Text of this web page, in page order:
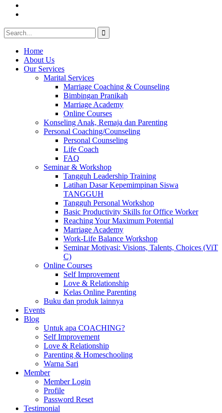
Search
for:
Home
About Us
Our Services
Marital Services
Marriage Coaching & Counseling
Bimbingan Pranikah
Marriage Academy
Online Courses
Konseling Anak, Remaja dan Parenting
Personal Coaching/Counseling
Personal Counseling
Life Coach
FAQ
Seminar & Workshop
Tangguh Leadership Training
Latihan Dasar Kepemimpinan Siswa
TANGGUH
Tangguh Personal Workshop
Basic Productivity Skills for Office Worker
Reaching Your Maximum Potential
Marriage Academy
Work-Life Balance Workshop
Seminar Motivasi: Visions, Talents, Choices (ViT
C)
Online Courses
Self Improvement
Love & Relationship
Kelas Online Parenting
Buku dan produk lainnya
Events
Blog
Untuk apa COACHING?
Self Improvement
Love & Relationship
Parenting & Homeschooling
Warna Sari
Member
Member Login
Profile
Password Reset
Testimonial